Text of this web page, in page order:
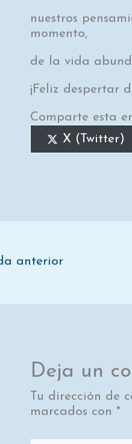
nuestros
momento,
de la vida
¡Feliz despertar
Comparte esta
X (Twitter)
anterior
Deja un
Tu dirección de
marcados con *